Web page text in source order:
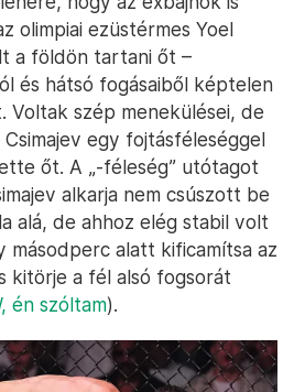
olimpiai ezüstérmes Yoel
a földön tartani őt –
és hátsó fogásaiből képtelen
Voltak szép menekülései, de
egy fojtásféleséggel
őt. A „-féleség” utótagot
alkarja nem csúszott be
alá, de ahhoz elég stabil volt
másodperc alatt kificamítsa az
kitörje a fél alsó fogsorát
én szóltam).